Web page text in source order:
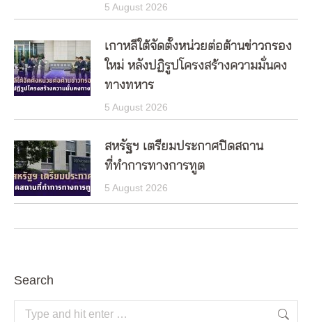
5 August 2026
เกาหลีใต้จัดตั้งหน่วยต่อต้านข่าวกรอง
ใหม่ หลังปฏิรูปโครงสร้างความมั่นคง
ทางทหาร
5 August 2026
สหรัฐฯ เตรียมประกาศปิดสถาน
ที่ทำการทางการทูต
5 August 2026
Search
Search: